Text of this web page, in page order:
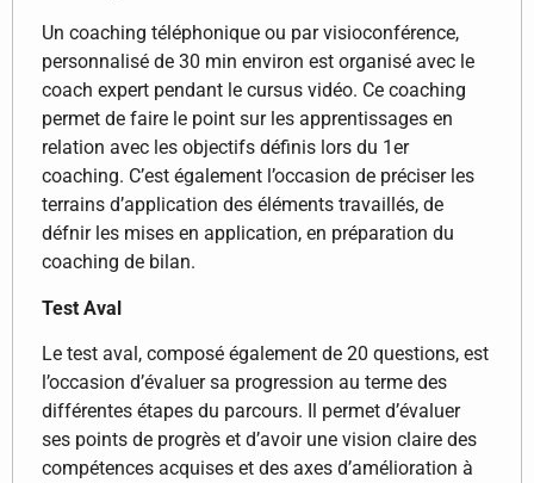
Un coaching téléphonique ou par visioconférence,
personnalisé de 30 min environ est organisé avec le
coach expert pendant le cursus vidéo. Ce coaching
permet de faire le point sur les apprentissages en
relation avec les objectifs définis lors du 1er
coaching. C’est également l’occasion de préciser les
terrains d’application des éléments travaillés, de
défnir les mises en application, en préparation du
coaching de bilan.
Test Aval
Le test aval, composé également de 20 questions, est
l’occasion d’évaluer sa progression au terme des
différentes étapes du parcours. Il permet d’évaluer
ses points de progrès et d’avoir une vision claire des
compétences acquises et des axes d’amélioration à